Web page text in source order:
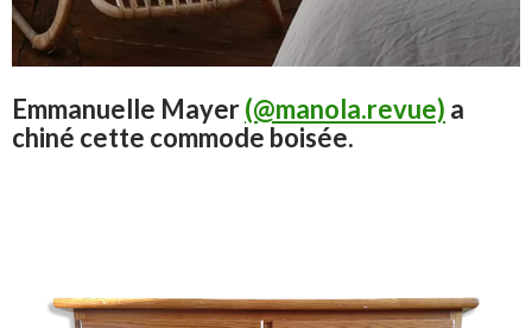
Emmanuelle Mayer(@manola.revue) a
chiné cette commode boisée.